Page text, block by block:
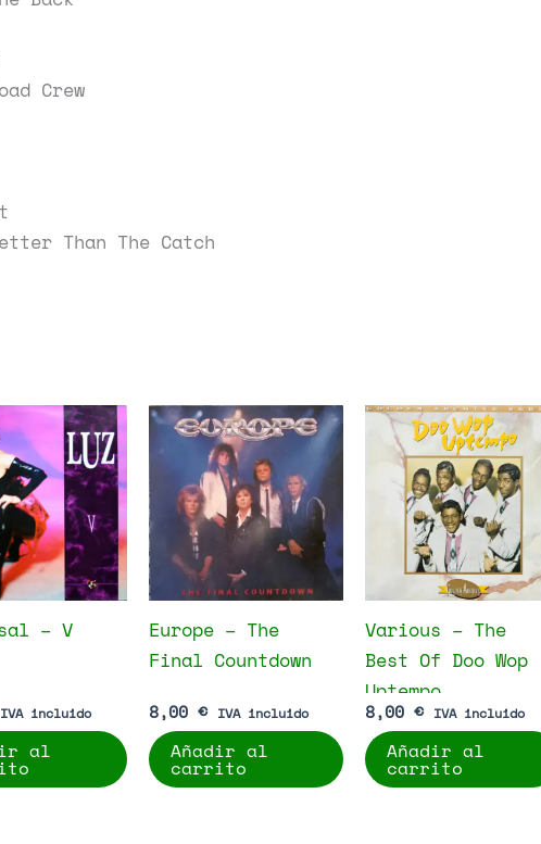
Crew
Than The Catch
– V
IVA incluido
al
Europe – The
Final Countdown
8,00 € IVA incluido
Añadir al
carrito
Various – The
Best Of Doo Wop
Uptempo
8,00€ IVA incluido
Añadir al
carrito